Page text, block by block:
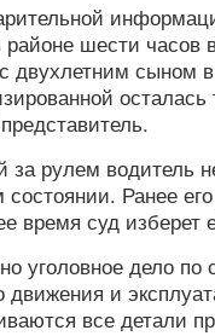
районе шести
двухлетним сыном
рулем водитель
состоянии. Ранее
время суд изберет
уголовное дело
движения и
все детали